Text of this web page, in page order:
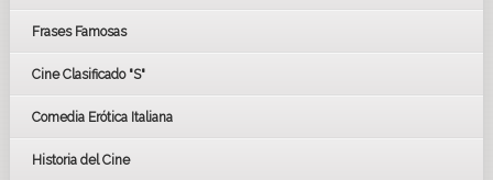
Frases Famosas
Cine Clasificado "S"
Comedia Erótica Italiana
Historia del Cine